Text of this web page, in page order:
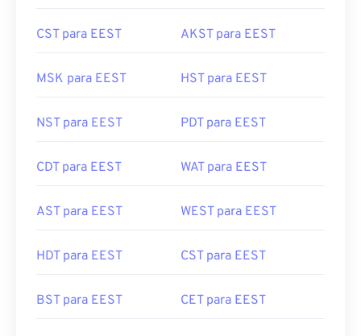
CST para EEST AKST para EEST
MSK para EEST HST para EEST
NST para EEST PDT para EEST
CDT para EEST WAT para EEST
AST para EEST WEST para EEST
HDT para EEST CST para EEST
BST para EEST CET para EEST